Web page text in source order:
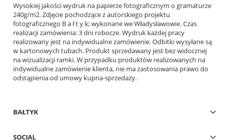
Wysokiej jakości wydruk na papierze fotograficznym o gramaturze
240g/m2. Zdjęcie pochodzące z autorskiego projektu
fotograficznego B a ł t y k; wykonane we Władysławowie. Czas
realizacji zamówienia: 3 dni robocze. Wydruk każdej pracy
realizowany jest na indywidualne zamówienie. Odbitki wysyłane są
w kartonowych tubach. Produkt sprzedawany jest bez widocznej
na wizualizacji ramki. W przypadku produktów realizowanych na
indywidualne zamówienie klienta, nie ma zastosowania prawo do
odstąpienia od umowy kupna-sprzedaży.
BAŁTYK
SOCIAL